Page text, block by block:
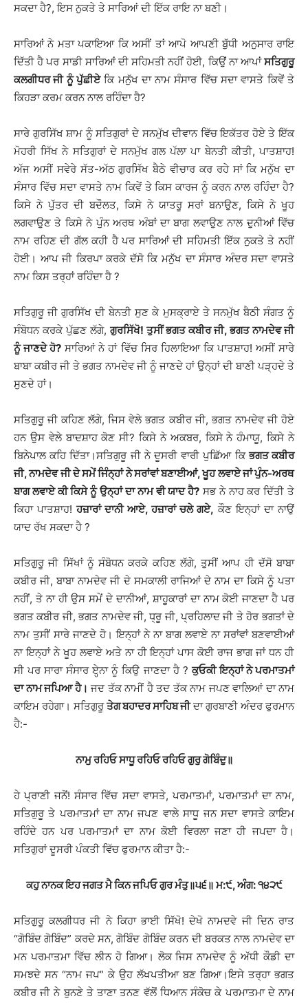
ਸਕਦਾ ਹੈ?, ਇਸ ਨੁਕਤੇ ਤੇ ਸਾਰਿਆਂ ਦੀ ਇੱਕ ਰਾਇ ਨਾ ਬਣੀ।
ਸਾਰਿਆਂ ਨੇ ਮਤਾ ਪਕਾਇਆ ਕਿ ਅਸੀਂ ਤਾਂ ਆਪੋ ਆਪਣੀ ਬੁੱਧੀ ਅਨੁਸਾਰ ਰਾਇ
ਦਿੱਤੀ ਹੈ ਪਰ ਸਾਡੀ ਸਾਰਿਆਂ ਦੀ ਸਹਿਮਤੀ ਨਹੀਂ ਹੋਈ, ਕਿਉਂ ਨਾ ਆਪਾਂਸਤਿਗੁਰੂ
ਕਲਗੀਧਰ ਜੀ ਨੂੰ ਪੁੱਛੀਏਕਿ ਮਨੁੱਖ ਦਾ ਨਾਮ ਸੰਸਾਰ ਵਿੱਚ ਸਦਾ ਵਾਸਤੇ ਕਿਵੇਂ ਤੇ
ਕਿਹੜਾ ਕਰਮ ਕਰਨ ਨਾਲ ਰਹਿੰਦਾ ਹੈ?
ਸਾਰੇ ਗੁਰਸਿੱਖ ਸ਼ਾਮ ਨੂੰ ਸਤਿਗੁਰਾਂ ਦੇ ਸਨਮੁੱਖ ਦੀਵਾਨ ਵਿੱਚ ਇਕੱਤਰ ਹੋਏ ਤੇ ਇੱਕ
ਮੋਹਰੀ ਸਿੱਖ ਨੇ ਸਤਿਗੁਰਾਂ ਦੇ ਸਨਮੁੱਖ ਗਲ ਪੱਲਾ ਪਾ ਬੇਨਤੀ ਕੀਤੀ, ਪਾਤਸ਼ਾਹ!
ਅੱਜ ਅਸੀਂ ਸਵੇਰੇ ਸੱਤ-ਅੱਠ ਗੁਰਸਿੱਖ ਬੈਠੇ ਵੀਚਾਰ ਕਰ ਰਹੇ ਸਾਂ ਕਿ ਮਨੁੱਖ ਦਾ
ਸੰਸਾਰ ਵਿੱਚ ਸਦਾ ਵਾਸਤੇ ਨਾਮ ਕਿਵੇਂ ਤੇ ਕਿਸ ਕਾਰਜ ਨੂੰ ਕਰਨ ਨਾਲ ਰਹਿੰਦਾ ਹੈ?
ਕਿਸੇ ਨੇ ਪੁੱਤਰ ਦੀ ਬਦੌਲਤ, ਕਿਸੇ ਨੇ ਯਾਤਰੂ ਸਰਾਂ ਬਨਾਉਣ, ਕਿਸੇ ਨੇ ਖੂਹ
ਲਗਵਾਉਣ ਤੇ ਕਿਸੇ ਨੇ ਪੁੰਨ ਅਰਥ ਅੰਬਾਂ ਦਾ ਬਾਗ ਲਵਾਉਣ ਨਾਲ ਦੁਨੀਆਂ ਵਿੱਚ
ਨਾਮ ਰਹਿਣ ਦੀ ਗੱਲ ਕਹੀ ਹੈ ਪਰ ਸਾਰਿਆਂ ਦੀ ਸਹਿਮਤੀ ਇੱਕ ਨੁਕਤੇ ਤੇ ਨਹੀਂ
ਹੋਈ। ਆਪ ਜੀ ਕਿਰਪਾ ਕਰਕੇ ਦੱਸੋ ਕਿ ਮਨੁੱਖ ਦਾ ਸੰਸਾਰ ਅੰਦਰ ਸਦਾ ਵਾਸਤੇ
ਨਾਮ ਕਿਸ ਤਰ੍ਹਾਂ ਰਹਿੰਦਾ ਹੈ ?
ਸਤਿਗੁਰੂ ਜੀ ਗੁਰਸਿੱਖ ਦੀ ਬੇਨਤੀ ਸੁਣ ਕੇ ਮੁਸਕ੍ਰਾਏ ਤੇ ਸਨਮੁੱਖ ਬੈਠੀ ਸੰਗਤ ਨੂੰ
ਸੰਬੋਧਨ ਕਰਕੇ ਪੁੱਛਣ ਲੱਗੇ,ਗੁਰਸਿੱਖੋ! ਤੁਸੀਂ ਭਗਤ ਕਬੀਰ ਜੀ, ਭਗਤ ਨਾਮਦੇਵ ਜੀ
ਨੂੰ ਜਾਣਦੇ ਹੋ? ਸਾਰਿਆਂ ਨੇ ਹਾਂ ਵਿੱਚ ਸਿਰ ਹਿਲਾਇਆ ਕਿ ਪਾਤਸ਼ਾਹ! ਅਸੀਂ ਸਾਰੇ
ਬਾਬਾ ਕਬੀਰ ਜੀ ਤੇ ਭਗਤ ਨਾਮਦੇਵ ਜੀ ਨੂੰ ਜਾਣਦੇ ਹਾਂ ਉਨ੍ਹਾਂ ਦੀ ਬਾਣੀ ਪੜ੍ਹਦੇ ਤੇ
ਸੁਣਦੇ ਹਾਂ।
ਸਤਿਗੁਰੂ ਜੀ ਕਹਿਣ ਲੱਗੇ, ਜਿਸ ਵੇਲੇ ਭਗਤ ਕਬੀਰ ਜੀ, ਭਗਤ ਨਾਮਦੇਵ ਜੀ ਹੋਏ
ਹਨ ਉਸ ਵੇਲੇ ਬਾਦਸ਼ਾਹ ਕੋਣ ਸੀ? ਕਿਸੇ ਨੇ ਅਕਬਰ, ਕਿਸੇ ਨੇ ਹੰਮਾਯੂ, ਕਿਸੇ ਨੇ
ਬਿਨੇਪਾਲ ਕਹਿ ਦਿੱਤਾ।ਸਤਿਗੁਰੂ ਜੀ ਨੇ ਦੂਸਰੀ ਵਾਰੀ ਪੁਛਿੱਆ ਕਿਭਗਤ ਕਬੀਰ
ਜੀ, ਨਾਮਦੇਵ ਜੀ ਦੇ ਸਮੇਂ ਜਿੰਨ੍ਹਾਂ ਨੇ ਸਰਾਂਵਾਂ ਬਣਾਈਆਂ, ਖੂਹ ਲਵਾਏ ਜਾਂ ਪੁੰਨ-ਅਰਥ
ਬਾਗ ਲਵਾਏ ਕੀ ਕਿਸੇ ਨੂੰ ਉਨ੍ਹਾਂ ਦਾ ਨਾਮ ਵੀ ਯਾਦ ਹੈ? ਸਭ ਨੇ ਨਾਹ ਕਰ ਦਿੱਤੀ ਤੇ
ਕਿਹਾ ਪਾਤਸ਼ਾਹ!ਹਜ਼ਾਰਾਂ ਦਾਨੀ ਆਏ, ਹਜ਼ਾਰਾਂ ਚਲੇ ਗਏ, ਕੌਣ ਇਨ੍ਹਾਂ ਦਾ ਨਾਉਂ
ਯਾਦ ਰੱਖ ਸਕਦਾ ਹੈ ?
ਸਤਿਗੁਰੂ ਜੀ ਸਿੱਖਾਂ ਨੂੰ ਸੰਬੋਧਨ ਕਰਕੇ ਕਹਿਣ ਲੱਗੇ, ਤੁਸੀਂ ਆਪ ਹੀ ਦੱਸੋ ਬਾਬਾ
ਕਬੀਰ ਜੀ, ਬਾਬਾ ਨਾਮਦੇਵ ਜੀ ਦੇ ਸਮਕਾਲੀ ਰਾਜਿਆਂ ਦੇ ਨਾਮ ਦਾ ਕਿਸੇ ਨੂੰ ਪਤਾ
ਨਹੀਂ, ਤੇ ਨਾ ਹੀ ਉਸ ਸਮੇਂ ਦੇ ਦਾਨੀਆਂ, ਸ਼ਾਹੂਕਾਰਾਂ ਦਾ ਨਾਮ ਕੋਈ ਜਾਣਦਾ ਹੈ ਪਰ
ਭਗਤ ਕਬੀਰ ਜੀ, ਭਗਤ ਨਾਮਦੇਵ ਜੀ, ਧ੍ਰੂ ਜੀ, ਪ੍ਰਹਿਲਾਦ ਜੀ ਤੇ ਹੋਰ ਭਗਤਾਂ ਦੇ
ਨਾਮ ਤੁਸੀਂ ਸਾਰੇ ਜਾਣਦੇ ਹੋ। ਇਨ੍ਹਾਂ ਨੇ ਨਾ ਬਾਗ ਲਵਾਏ ਨਾ ਸਰਾਂਵਾਂ ਬਣਵਾਈਆਂ
ਨਾ ਇਨ੍ਹਾਂ ਨੇ ਖੂਹ ਲਵਾਏ ਅਤੇ ਨਾ ਹੀ ਇਨ੍ਹਾਂ ਪਾਸ ਕੋਈ ਰਾਜ ਭਾਗ ਜਾਂ ਧਨ ਹੀ
ਸੀ ਪਰ ਸਾਰਾ ਸੰਸਾਰ ਏਹ੍ਨਾ ਨੂੰ ਕਿਉ ਜਾਣਦਾ ਹੈ ?ਕੁਓਕੀ ਇਨ੍ਹਾਂ ਨੇ ਪਰਮਾਤਮਾਂ
ਦਾ ਨਾਮ ਜਪਿਆ ਹੈ। ਜਦ ਤੱਕ ਨਾਮੀਂ ਹੈ ਤਦ ਤੱਕ ਨਾਮ ਜਪਣ ਵਾਲਿਆਂ ਦਾ ਨਾਮ
ਕਾਇਮ ਰਹੇਗਾ। ਸਤਿਗੁਰੂਤੇਗ ਬਹਾਦਰ ਸਾਹਿਬ ਜੀਦਾ ਗੁਰਬਾਣੀ ਅੰਦਰ ਫੁਰਮਾਨ
ਹੈ:-
ਨਾਮੁ ਰਹਿਓ ਸਾਧੂ ਰਹਿਓ ਰਹਿਓ ਗੁਰੁ ਗੋਬਿੰਦੁ॥
ਹੇ ਪ੍ਰਾਣੀ ਜਨੋਂ! ਸੰਸਾਰ ਵਿੱਚ ਸਦਾ ਵਾਸਤੇ, ਪਰਮਾਤਮਾਂ, ਪਰਮਾਤਮਾਂ ਦਾ ਨਾਮ,
ਸਤਿਗੁਰੂ ਤੇ ਪਰਮਾਤਮਾਂ ਦਾ ਨਾਮ ਜਪਣ ਵਾਲੇ ਸਾਧੂ ਜਨ ਸਦਾ ਵਾਸਤੇ ਕਾਇਮ
ਰਹਿੰਦੇ ਹਨ ਪਰ ਪਰਮਾਤਮਾਂ ਦਾ ਨਾਮ ਕੋਈ ਵਿਰਲਾ ਜਣਾ ਹੀ ਜਪਦਾ ਹੈ।
ਸਤਿਗੁਰਾਂ ਦੂਸਰੀ ਪੰਕਤੀ ਵਿੱਚ ਫੁਰਮਾਨ ਕੀਤਾ ਹੈ:-
ਕਹੁ ਨਾਨਕ ਇਹ ਜਗਤ ਮੈ ਕਿਨ ਜਪਿਓ ਗੁਰ ਮੰਤੁ॥੫੬॥ ਮ:੯, ਅੰਗ: ੧੪੨੯
ਸਤਿਗੁਰੂ ਕਲਗੀਧਰ ਜੀ ਨੇ ਕਿਹਾ ਭਾਈ ਸਿੱਖੋ! ਦੇਖੋ ਨਾਮਦਵੇ ਜੀ ਦਿਨ ਰਾਤ
“ਗੋਬਿੰਦ ਗੋਬਿੰਦ” ਕਰਦੇ ਸਨ, ਗੋਬਿੰਦ ਗੋਬਿੰਦ ਕਰਨ ਦੀ ਬਰਕਤ ਨਾਲ ਨਾਮਦੇਵ ਦਾ
ਮਨ ਪਰਮਾਤਮਾ ਵਿੱਚ ਲੀਨ ਹੋ ਗਿਆ। ਲੋਕ ਜਿਸ ਨਾਮਦੇਵ ਨੂੰ ਅੱਧੀ ਕੌਡੀ ਦਾ
ਸਮਝਦੇ ਸਨ “ਨਾਮ ਜਪ” ਕੇ ਉਹ ਲੱਖਪਤੀਆ ਬਣ ਗਿਆ।ਇਸੇ ਤਰ੍ਹਾ ਭਗਤ
ਕਬੀਰ ਜੀ ਨੇ ਬੁਨਣੇ ਤੇ ਤਾਣਾ ਤਨਣ ਵੱਲੋਂ ਧਿਆਨ ਸੰਕੋਚ ਕੇ ਪਰਮਾਤਮਾ ਦੇ ਨਾਮ